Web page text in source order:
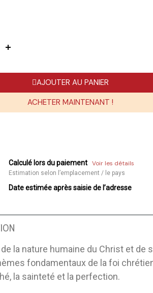
AJOUTER AU PANIER
ACHETER MAINTENANT !
Calculé lors du paiement Voir les détails
Estimation selon l’emplacement / le pays
Date estimée après saisie de l’adresse
la nature humaine du Christ et de
fondamentaux de la foi
la sainteté et la perfection.